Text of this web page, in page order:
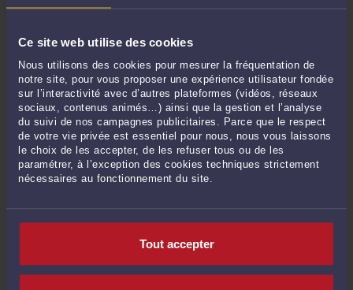
Ce site web utilise des cookies
Nous utilisons des cookies pour mesurer la fréquentation de
notre site, pour vous proposer une expérience utilisateur fondée
sur l’interactivité avec d’autres plateformes (vidéos, réseaux
sociaux, contenus animés…) ainsi que la gestion et l’analyse
du suivi de nos campagnes publicitaires. Parce que le respect
de votre vie privée est essentiel pour nous, nous vous laissons
le choix de les accepter, de les refuser tous ou de les
paramétrer, à l’exception des cookies techniques strictement
nécessaires au fonctionnement du site.
Tout accepter
10:22
est fondée à solliciter la mise en place d’une expertise judiciaire
2026 à 15:15
Accident de la route - Erreur médicale - Assurance : Une expertise médicale
judiciaire peut être demandé même sans expertise amiable préalable.-Le 19
juin 2026 à 08:58
Voir toutes ses publications
Derniers commentaires
« Great! Create Your Own [AI agent] https://remio.ai »
Le 15 juil. 2026 à 03:41surAccident de la circulation - ...